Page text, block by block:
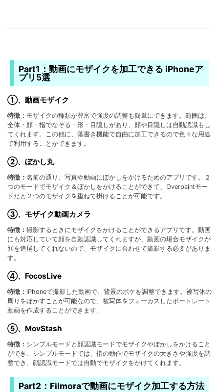
Part1：動画にモザイクを加工できる iPhoneア
プリ5選
①、動画モザイク
特徴： モザイクの種類が豊富で強度の調整も簡単にできます。範囲は、
全体・顔・指でなぞる・形・目隠しがあり、顔や目隠しは自動認識もし
てくれます。この他に、落書き機能で自由に加工できるので色々な用途
で利用することができます。
②、ぼかし丸
特徴： 名前の通り、写真や動画にぼかしをかけるためのアプリです。２
つのモードでモザイク＆ぼかしをかけることができて、Overpaintモー
ドだと２つのモザイクを重ねて掛けることが可能です。
③、モザイク動画カメラ
特徴： 撮影するときにモザイクをかけることができるアプリです。動画
にも対応していて顔を自動認識してくれますが、動画の場合モザイクが
顔を追尾してくれないので、モザイクに合わせて撮影する必要がありま
す。
④、FocosLive
特徴： iPhoneで撮影した動画で、背景のボケを調整できます。被写体の
周りをぼかすことが可能なので、被写体をフォーカスしたポートレート
動画を作成することができます。
⑤、MovStash
特徴： シンプルモードと顔認識モードでモザイクやぼかしをかけること
ができ、シンプルモードでは、指の動作でモザイクの大きさや強度を調
整でき、顔認識モードでは自動でモザイクをかけてくれます。
Part2：Filmoraで動画にモザイク加工する方法